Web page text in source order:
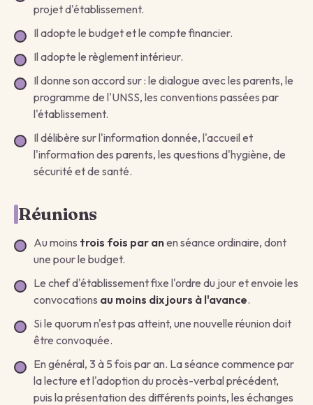
projet d'établissement.
Il adopte le budget et le compte financier.
Il adopte le règlement intérieur.
Il donne son accord sur : le dialogue avec les parents, le
programme de l'UNSS, les conventions passées par
l'établissement.
Il délibère sur l'information donnée, l'accueil et
l'information des parents, les questions d'hygiène, de
sécurité et de santé.
Réunions
Au moins trois fois par anen séance ordinaire, dont
une pour le budget.
Le chef d'établissement fixe l'ordre du jour et envoie les
convocations au moins dix jours à l'avance.
Si le quorum n'est pas atteint, une nouvelle réunion doit
être convoquée.
En général, 3 à 5 fois par an. La séance commence par
la lecture et l'adoption du procès-verbal précédent,
puis la présentation des différents points, les échanges